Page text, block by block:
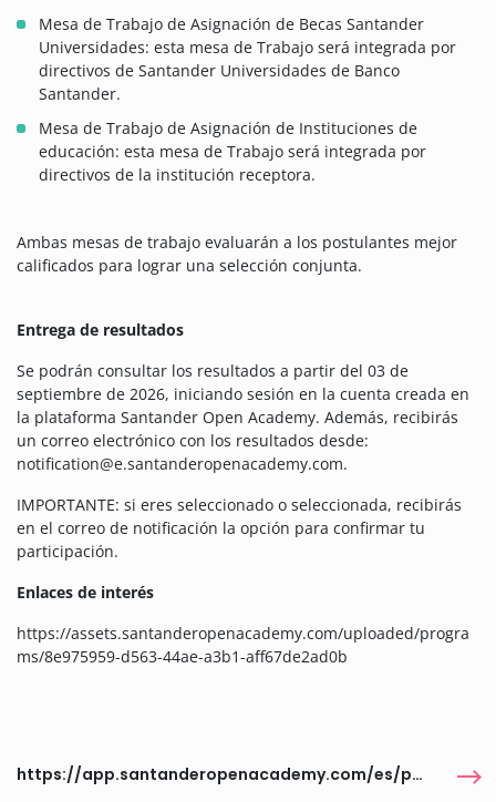
Mesa de Trabajo de Asignación de Becas Santander
Universidades: esta mesa de Trabajo será integrada por
directivos de Santander Universidades de Banco
Santander.
Mesa de Trabajo de Asignación de Instituciones de
educación: esta mesa de Trabajo será integrada por
directivos de la institución receptora.
Ambas mesas de trabajo evaluarán a los postulantes mejor
calificados para lograr una selección conjunta.
Entrega de resultados
Se podrán consultar los resultados a partir del 03 de
septiembre de 2026, iniciando sesión en la cuenta creada en
la plataforma Santander Open Academy. Además, recibirás
un correo electrónico con los resultados desde:
notification@e.santanderopenacademy.com.
IMPORTANTE: si eres seleccionado o seleccionada, recibirás
en el correo de notificación la opción para confirmar tu
participación.
Enlaces de interés
https://assets.santanderopenacademy.com/uploaded/progra
ms/8e975959-d563-44ae-a3b1-aff67de2ad0b
https://app.santanderopenacademy.com/es/program/apoyo-a-la-manutencion-2026